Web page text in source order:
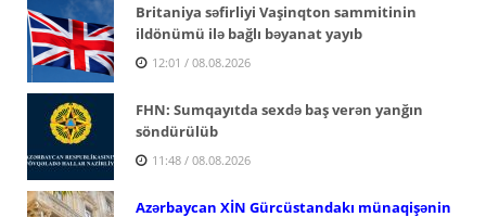
Britaniya səfirliyi Vaşinqton sammitinin
ildönümü ilə bağlı bəyanat yayıb
12:01 / 08.08.2026
FHN: Sumqayıtda sexdə baş verən yanğın
söndürülüb
11:48 / 08.08.2026
Azərbaycan XİN Gürcüstandakı münaqişənin